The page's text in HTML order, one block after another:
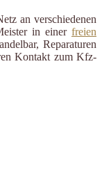
an verschiedenen
in einer freien
Reparaturen
Kontakt zum Kfz-